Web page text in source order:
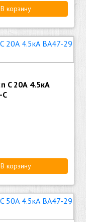
В корзину
C 20А 4.5кА
В корзину